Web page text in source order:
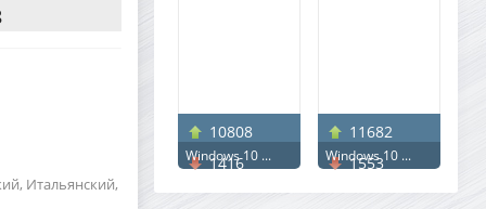
Итальянский,
10808
1416
Windows 10 ...
11682
1553
Windows 10 ...